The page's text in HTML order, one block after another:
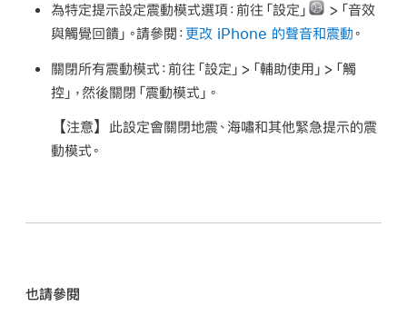
為特定提示設定震動模式選項： 前往「設定」
>「音效
與觸覺回饋」。請參閱： 更改 iPhone 的聲音和震動。
關閉所有震動模式： 前往「設定」>「輔助使用」>「觸
控」，然後關閉「震動模式」。
【注意】 此設定會關閉地震、海嘯和其他緊急提示的震
動模式。
也請參閱